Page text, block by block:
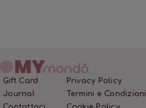
Gift Card
Journal
Privacy Policy
Termini e Condizioni